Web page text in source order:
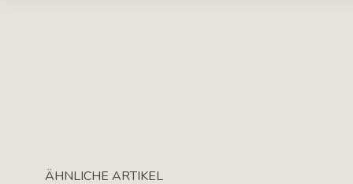
ÄHNLICHE ARTIKEL